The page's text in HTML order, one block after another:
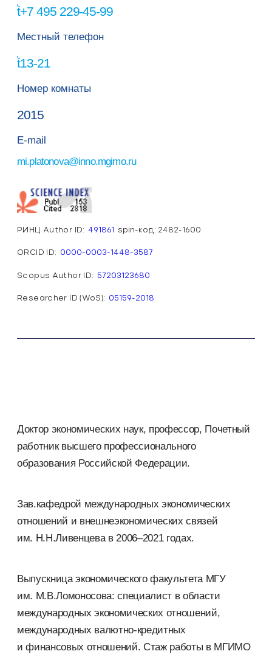
+7 495 229-45-99
Местный телефон
13-21
Номер комнаты
2015
E-mail
i.platonova@inno.mgimo.ru
РИНЦ Author ID: 491861 spin-код: 2482-1600
ORCID ID: 0000-0003-1448-3587
Scopus Author ID: 57203123680
Researcher ID (WoS): 05159-2018
Доктор экономических наук, профессор, Почетный
работник высшего профессионального
образования Российской Федерации.
Зав.кафедрой международных экономических
отношений и внешнеэкономических связей
им. Н.Н.Ливенцева в 2006–2021 годах.
Выпускница экономического факультета МГУ
им. М.В.Ломоносова: специалист в области
международных экономических отношений,
международных валютно-кредитных
и финансовых отношений. Стаж работы в МГИМО